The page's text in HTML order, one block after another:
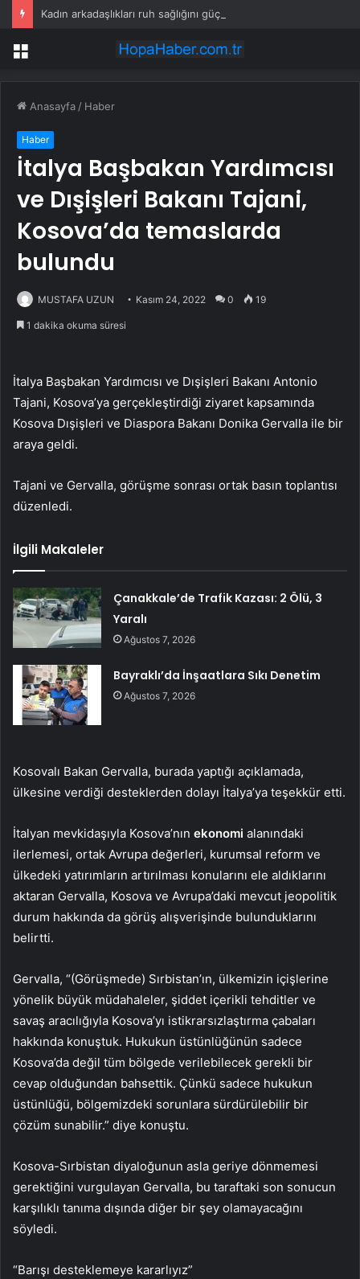
Kadın arkadaşlıkları ruh sağlığını güçlendiriyor
Menü
Anasayfa / Haber
Haber
İtalya Başbakan Yardımcısı
ve Dışişleri Bakanı Tajani,
Kosova’da temaslarda
bulundu
MUSTAFA UZUN Kasım 24, 2022 0 19
1 dakika okuma süresi
İtalya Başbakan Yardımcısı ve Dışişleri Bakanı Antonio
Tajani, Kosova’ya gerçekleştirdiği ziyaret kapsamında
Kosova Dışişleri ve Diaspora Bakanı Donika Gervalla ile bir
araya geldi.
Tajani ve Gervalla, görüşme sonrası ortak basın toplantısı
düzenledi.
İlgili Makaleler
Çanakkale’de Trafik Kazası: 2 Ölü, 3
Yaralı
Ağustos 7, 2026
Bayraklı’da İnşaatlara Sıkı Denetim
Ağustos 7, 2026
Kosovalı Bakan Gervalla, burada yaptığı açıklamada,
ülkesine verdiği desteklerden dolayı İtalya’ya teşekkür etti.
İtalyan mevkidaşıyla Kosova’nın ekonomi alanındaki
ilerlemesi, ortak Avrupa değerleri, kurumsal reform ve
ülkedeki yatırımların artırılması konularını ele aldıklarını
aktaran Gervalla, Kosova ve Avrupa’daki mevcut jeopolitik
durum hakkında da görüş alışverişinde bulunduklarını
belirtti.
Gervalla, “(Görüşmede) Sırbistan’ın, ülkemizin içişlerine
yönelik büyük müdahaleler, şiddet içerikli tehditler ve
savaş aracılığıyla Kosova’yı istikrarsızlaştırma çabaları
hakkında konuştuk. Hukukun üstünlüğünün sadece
Kosova’da değil tüm bölgede verilebilecek gerekli bir
cevap olduğundan bahsettik. Çünkü sadece hukukun
üstünlüğü, bölgemizdeki sorunlara sürdürülebilir bir
çözüm sunabilir.” diye konuştu.
Kosova-Sırbistan diyaloğunun asla geriye dönmemesi
gerektiğini vurgulayan Gervalla, bu taraftaki son sonucun
karşılıklı tanıma dışında diğer bir şey olamayacağını
söyledi.
“Barışı desteklemeye kararlıyız”